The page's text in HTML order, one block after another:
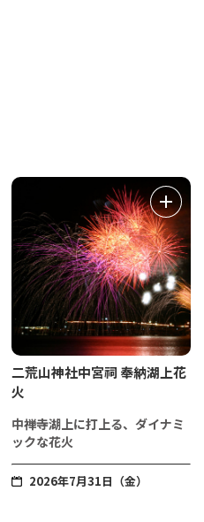
二荒山神社中宮祠 奉納湖上花
火
中禅寺湖上に打上る、ダイナミ
ックな花火
2026年7月31日（金）